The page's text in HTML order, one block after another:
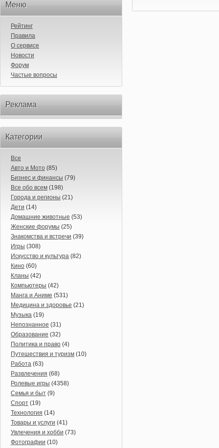
Меню
Рейтинг
Правила
О сервисе
Новости
Форум
Частые вопросы
Реклама
Категории
Все
Авто и Мото (85)
Бизнес и финансы (79)
Все обо всем (198)
Города и регионы (21)
Дети (14)
Домашние животные (53)
Женские форумы (25)
Знакомства и встречи (39)
Игры (308)
Искусство и культура (82)
Кино (60)
Кланы (42)
Компьютеры (42)
Манга и Аниме (531)
Медицина и здоровье (21)
Музыка (19)
Непознанное (31)
Образование (32)
Политика и право (4)
Путешествия и туризм (10)
Работа (63)
Развлечения (68)
Ролевые игры (4358)
Семья и быт (9)
Спорт (19)
Технология (14)
Товары и услуги (41)
Увлечения и хобби (73)
Фотографии (10)